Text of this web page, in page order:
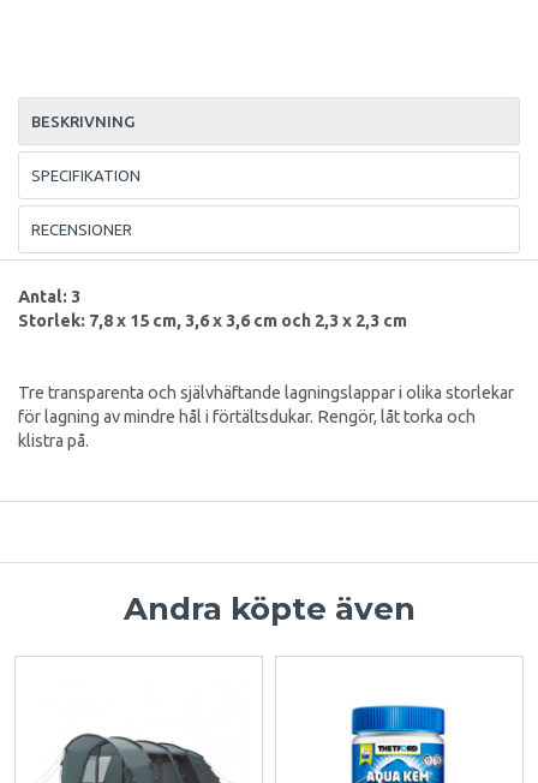
BESKRIVNING
SPECIFIKATION
RECENSIONER
Antal: 3
Storlek: 7,8 x 15 cm, 3,6 x 3,6 cm och 2,3 x 2,3 cm
Tre transparenta och självhäftande lagningslappar i olika storlekar
för lagning av mindre hål i förtältsdukar. Rengör, låt torka och
klistra på.
Andra köpte även